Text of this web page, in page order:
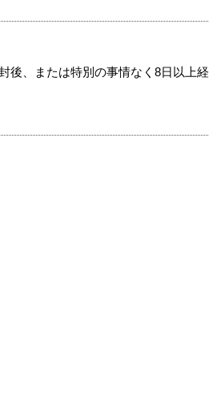
後、または特別の事情なく8日以上経